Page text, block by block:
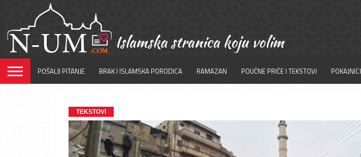
POŠALJI PITANJE BRAK I ISLAMSKA PORODICA RAMAZAN POUČNE PRIČE I TEKSTOVI POKAJNICI
TEKSTOVI